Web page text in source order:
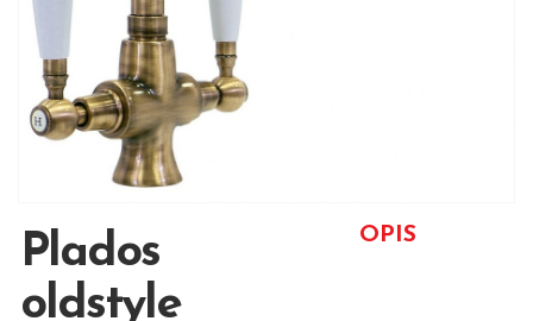
Plados
oldstyle
OPIS